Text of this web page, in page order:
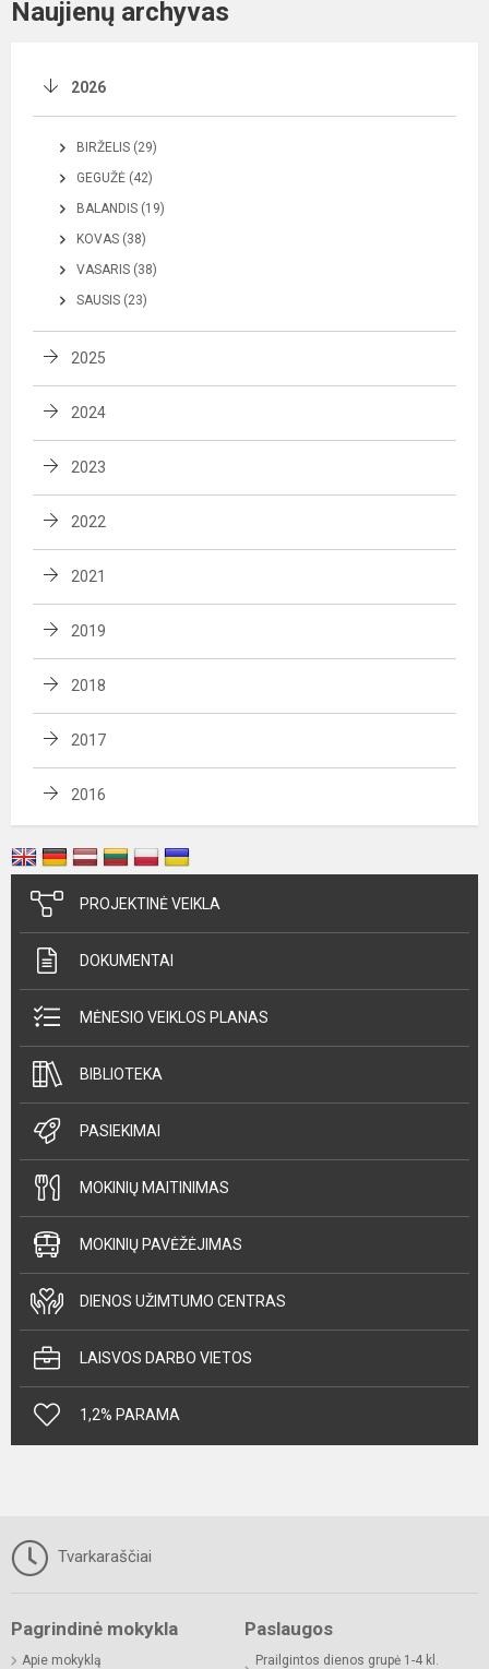
Naujienų archyvas
2026
BIRŽELIS (29)
GEGUŽĖ (42)
BALANDIS (19)
KOVAS (38)
VASARIS (38)
SAUSIS (23)
2025
2024
2023
2022
2021
2019
2018
2017
2016
PROJEKTINĖ VEIKLA
DOKUMENTAI
MĖNESIO VEIKLOS PLANAS
BIBLIOTEKA
PASIEKIMAI
MOKINIŲ MAITINIMAS
MOKINIŲ PAVĖŽĖJIMAS
DIENOS UŽIMTUMO CENTRAS
LAISVOS DARBO VIETOS
1,2% PARAMA
Tvarkaraščiai
Pagrindinė mokykla
Apie mokyklą
Paslaugos
Prailgintos dienos grupė 1-4 kl.